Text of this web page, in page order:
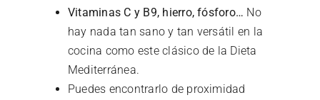
Vitaminas C y B9, hierro, fósforo… No
hay nada tan sano y tan versátil en la
cocina como este clásico de la Dieta
Mediterránea.
Puedes encontrarlo de proximidad